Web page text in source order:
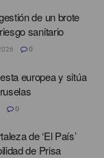
de un brote
sanitario
0
europea y sitúa
0
de ‘El País’
de Prisa